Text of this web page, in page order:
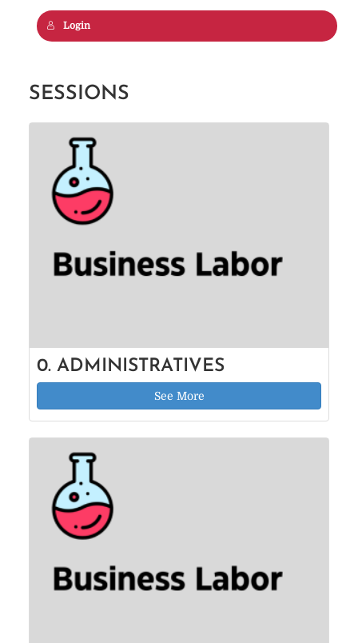
Login
SESSIONS
0. ADMINISTRATIVES
See More